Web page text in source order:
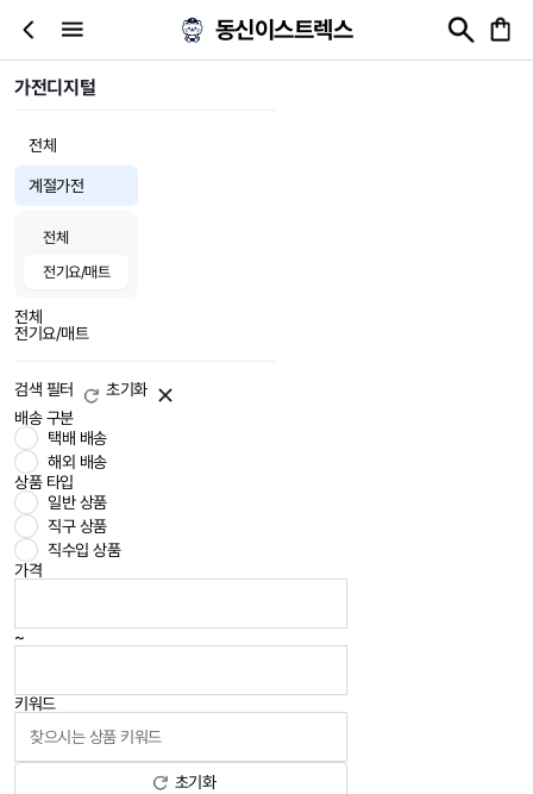
동신이스트렉스
가전디지털
전체
계절가전
전체
전기요/매트
전체
전기요/매트
검색 필터
초기화
배송 구분
택배 배송
해외 배송
상품 타입
일반 상품
직구 상품
직수입 상품
가격
~
키워드
초기화